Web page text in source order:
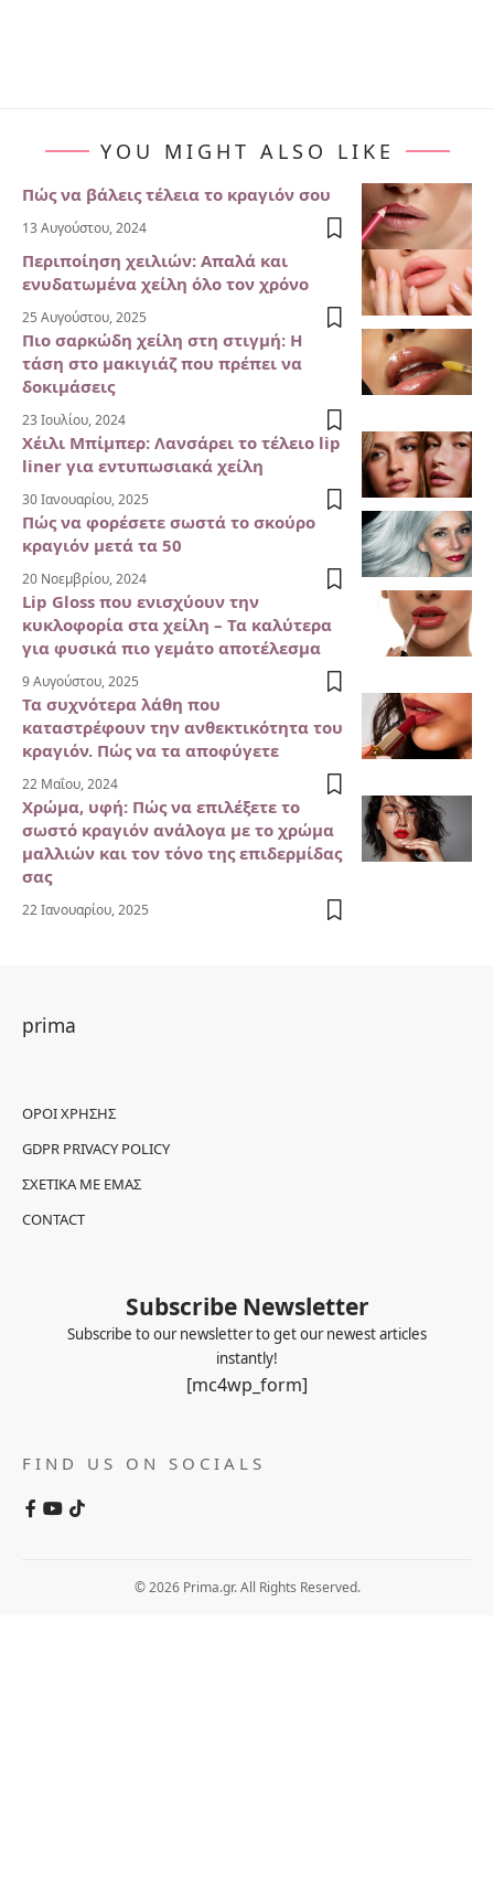
YOU MIGHT ALSO LIKE
Πώς να βάλεις τέλεια το κραγιόν σου
13 Αυγούστου, 2024
Περιποίηση χειλιών: Απαλά και
ενυδατωμένα χείλη όλο τον χρόνο
25 Αυγούστου, 2025
Πιο σαρκώδη χείλη στη στιγμή: Η
τάση στο μακιγιάζ που πρέπει να
δοκιμάσεις
23 Ιουλίου, 2024
Χέιλι Μπίμπερ: Λανσάρει το τέλειο lip
liner για εντυπωσιακά χείλη
30 Ιανουαρίου, 2025
Πώς να φορέσετε σωστά το σκούρο
κραγιόν μετά τα 50
20 Νοεμβρίου, 2024
Lip Gloss που ενισχύουν την
κυκλοφορία στα χείλη – Τα καλύτερα
για φυσικά πιο γεμάτο αποτέλεσμα
9 Αυγούστου, 2025
Τα συχνότερα λάθη που
καταστρέφουν την ανθεκτικότητα του
κραγιόν. Πώς να τα αποφύγετε
22 Μαΐου, 2024
Χρώμα, υφή: Πώς να επιλέξετε το
σωστό κραγιόν ανάλογα με το χρώμα
μαλλιών και τον τόνο της επιδερμίδας
σας
22 Ιανουαρίου, 2025
prima
ΌΡΟΙ ΧΡΉΣΗΣ
GDPR PRIVACY POLICY
ΣΧΕΤΙΚΆ ΜΕ ΕΜΆΣ
CONTACT
Subscribe Newsletter
Subscribe to our newsletter to get our newest articles
instantly!
[mc4wp_form]
FIND US ON SOCIALS
© 2026 Prima.gr. All Rights Reserved.